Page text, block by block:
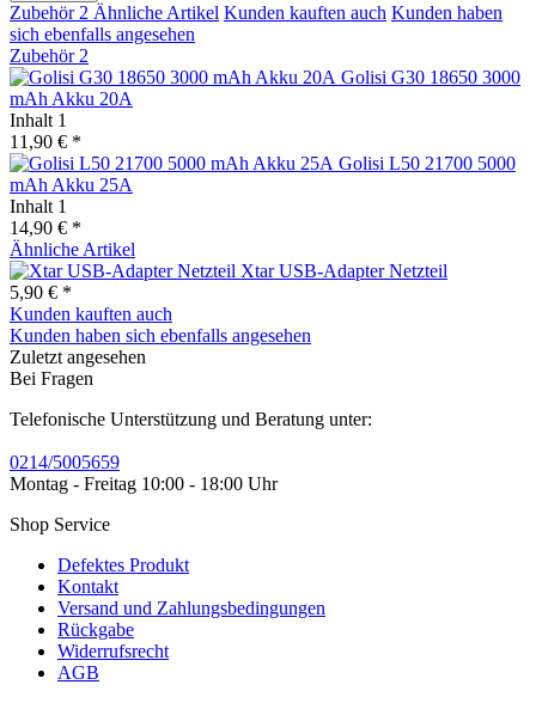
Zubehör 2 Ähnliche Artikel Kunden kauften auch Kunden haben
sich ebenfalls angesehen
Zubehör 2
Golisi G30 18650 3000
mAh Akku 20A
Inhalt 1
11,90 € *
Golisi L50 21700 5000
mAh Akku 25A
Inhalt 1
14,90 € *
Ähnliche Artikel
Xtar USB-Adapter Netzteil
5,90 € *
Kunden kauften auch
Kunden haben sich ebenfalls angesehen
Zuletzt angesehen
Bei Fragen
Telefonische Unterstützung und Beratung unter:
0214/5005659
Montag - Freitag 10:00 - 18:00 Uhr
Shop Service
Defektes Produkt
Kontakt
Versand und Zahlungsbedingungen
Rückgabe
Widerrufsrecht
AGB